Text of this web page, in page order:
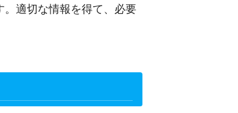
適切な情報を得て、必要